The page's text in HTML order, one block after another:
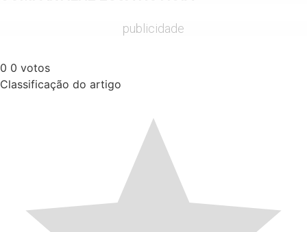
publicidade
0 0 votos
Classificação do artigo